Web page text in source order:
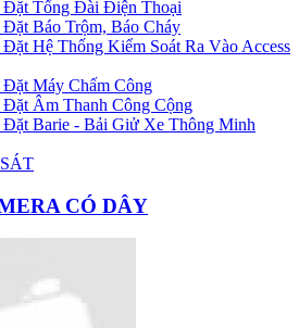
Tổng Đài Điện Thoại
Báo Trộm, Báo Cháy
Hệ Thống Kiểm Soát Ra Vào Access
Máy Chấm Công
Âm Thanh Công Cộng
Barie - Bải Giử Xe Thông Minh
CÓ DÂY